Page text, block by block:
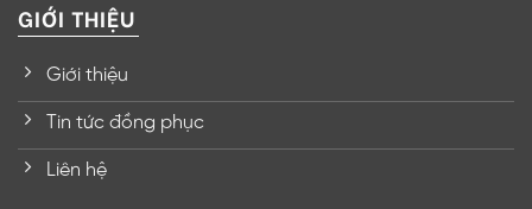
GIỚI THIỆU
Giới thiệu
Tin tức đồng phục
Liên hệ